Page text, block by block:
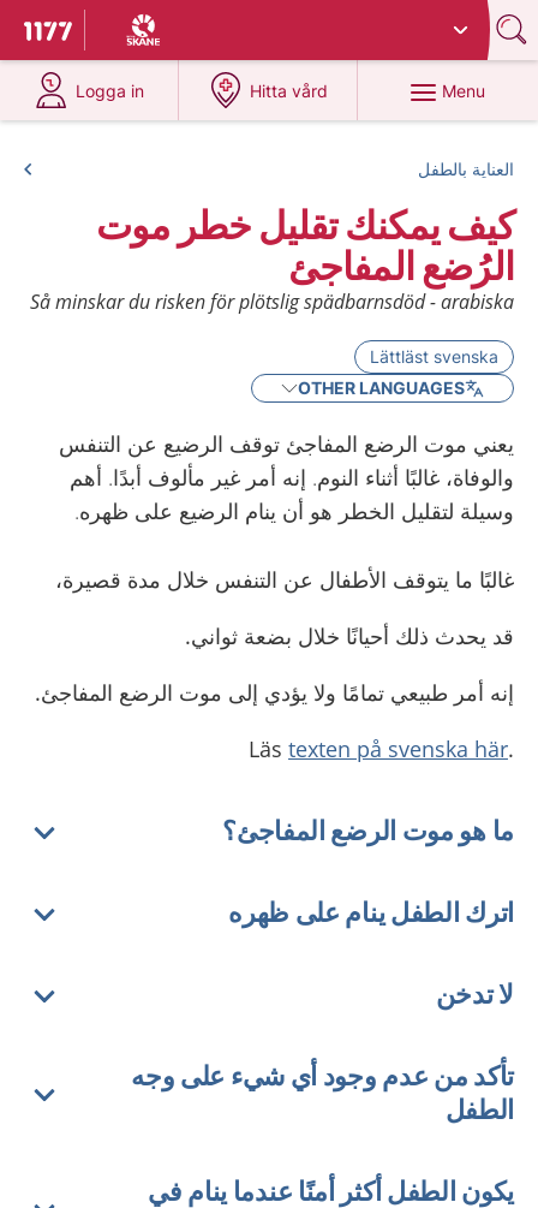
To start page for 1177
Du har valt region
Logga in
at 1177.se
Hitta vård
at 1177.se
Menu
العناية بالطفل
كيف يمكنك تقليل خطر موت
الرُضع المفاجئ
Så minskar du risken för plötslig spädbarnsdöd - arabiska
Lättläst svenska
OTHER LANGUAGES
يعني موت الرضع المفاجئ توقف الرضيع عن التنفس
والوفاة، غالبًا أثناء النوم. إنه أمر غير مألوف أبدًا. أهم
وسيلة لتقليل الخطر هو أن ينام الرضيع على ظهره.
غالبًا ما يتوقف الأطفال عن التنفس خلال مدة قصيرة،
قد يحدث ذلك أحيانًا خلال بضعة ثواني.
إنه أمر طبيعي تمامًا ولا يؤدي إلى موت الرضع المفاجئ.
.Läs
texten på svenska här
ما هو موت الرضع المفاجئ؟
اترك الطفل ينام على ظهره
لا تدخن
تأكد من عدم وجود أي شيء على وجه
الطفل
يكون الطفل أكثر أمنًا عندما ينام في